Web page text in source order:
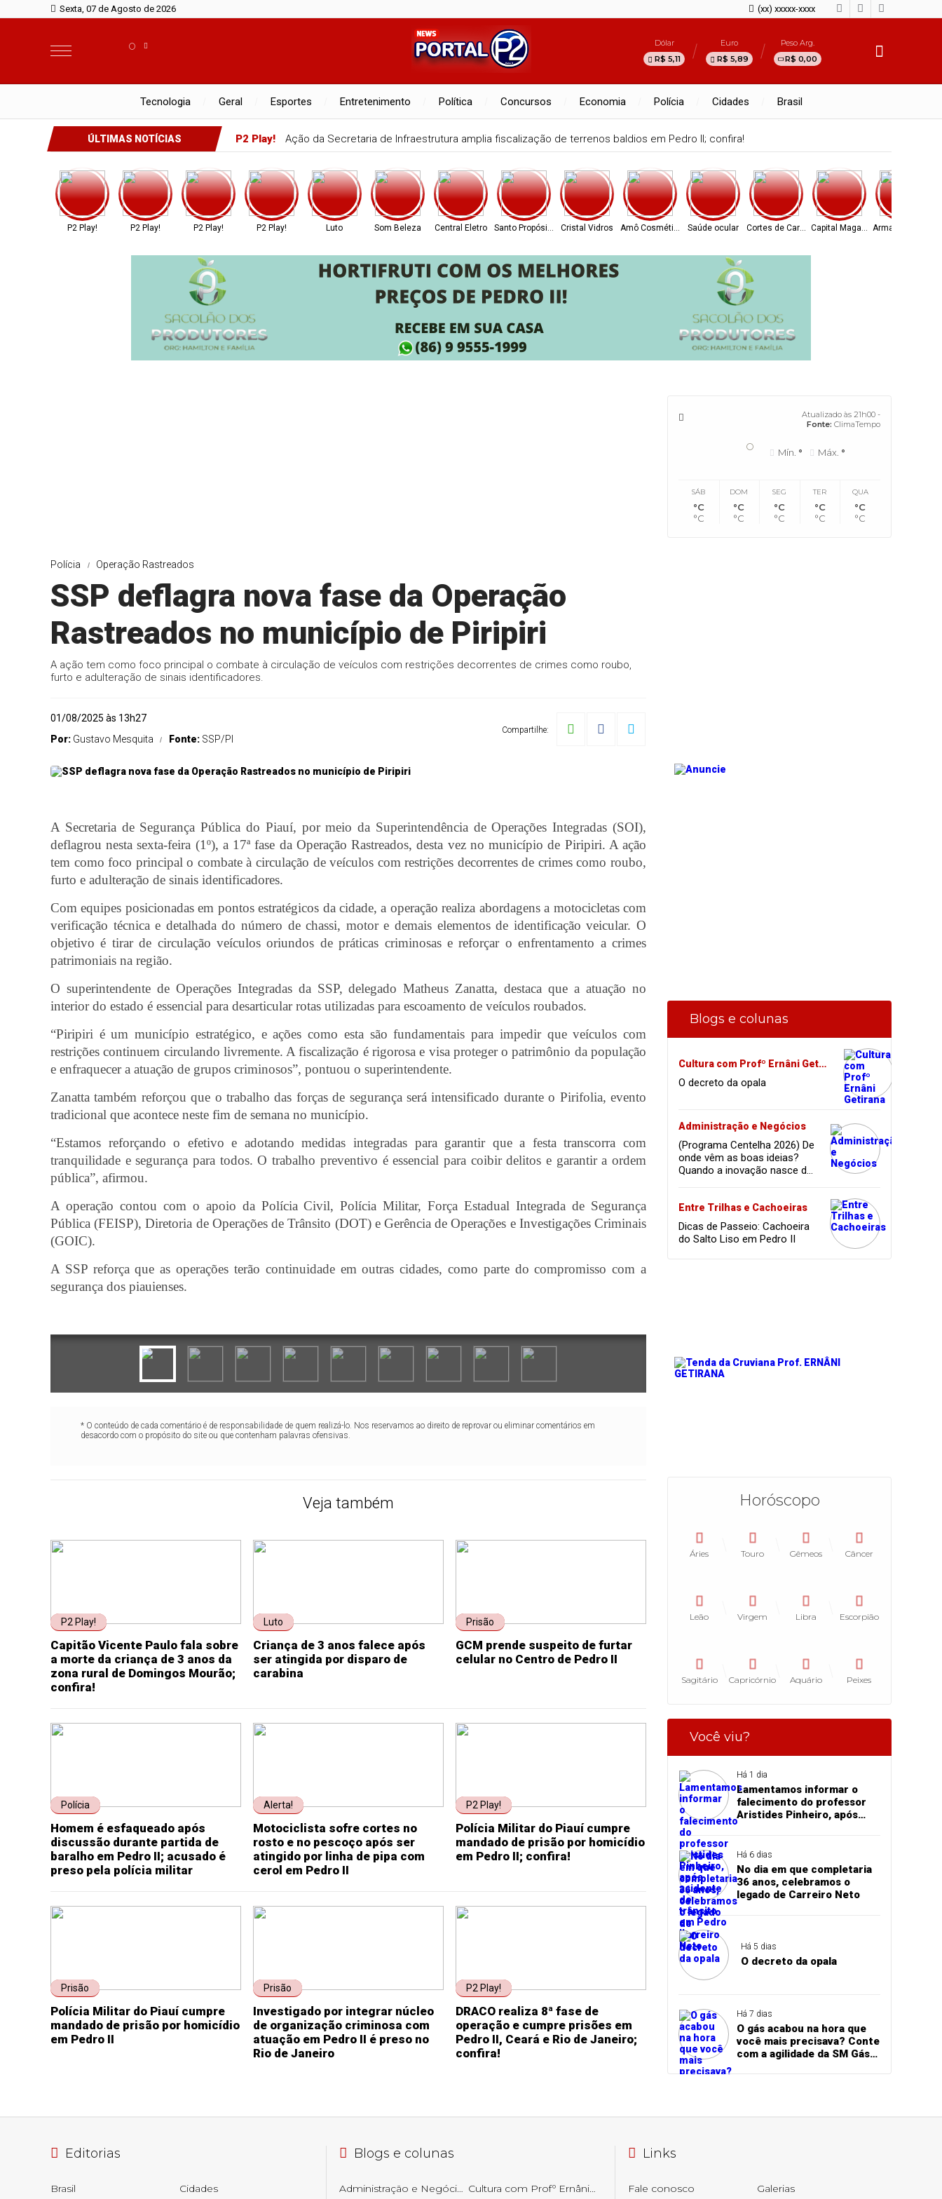
Sexta, 07 de Agosto de 2026 (xx) xxxxx-xxxx
°
Dólar
R$ 5,11
Euro
R$ 5,89
Peso Arg.
R$ 0,00
Tecnologia Geral Esportes Entretenimento Política Concursos Economia Polícia Cidades Brasil
ÚLTIMAS NOTÍCIAS P2 Play! Ação da Secretaria de Infraestrutura amplia fiscalização de terrenos baldios em Pedro II; confira!
P2 Play! P2 Play! P2 Play! P2 Play! Luto Som Beleza Central Eletro Santo Propósito Cristal Vidros Amô CosméticosSaúde ocular Cortes de Carne Capital MagazineArmazém Paraíba
Polícia Operação Rastreados
SSP deflagra nova fase da Operação
Rastreados no município de Piripiri
A ação tem como foco principal o combate à circulação de veículos com restrições decorrentes de crimes como roubo,
furto e adulteração de sinais identificadores.
01/08/2025 às 13h27
Por: Gustavo Mesquita Fonte: SSP/PI
Compartilhe:
A Secretaria de Segurança Pública do Piauí, por meio da Superintendência de Operações Integradas (SOI),
deflagrou nesta sexta-feira (1º), a 17ª fase da Operação Rastreados, desta vez no município de Piripiri. A ação
tem como foco principal o combate à circulação de veículos com restrições decorrentes de crimes como roubo,
furto e adulteração de sinais identificadores.
Com equipes posicionadas em pontos estratégicos da cidade, a operação realiza abordagens a motocicletas com
verificação técnica e detalhada do número de chassi, motor e demais elementos de identificação veicular. O
objetivo é tirar de circulação veículos oriundos de práticas criminosas e reforçar o enfrentamento a crimes
patrimoniais na região.
O superintendente de Operações Integradas da SSP, delegado Matheus Zanatta, destaca que a atuação no
interior do estado é essencial para desarticular rotas utilizadas para escoamento de veículos roubados.
“Piripiri é um município estratégico, e ações como esta são fundamentais para impedir que veículos com
restrições continuem circulando livremente. A fiscalização é rigorosa e visa proteger o patrimônio da população
e enfraquecer a atuação de grupos criminosos”, pontuou o superintendente.
Zanatta também reforçou que o trabalho das forças de segurança será intensificado durante o Pirifolia, evento
tradicional que acontece neste fim de semana no município.
“Estamos reforçando o efetivo e adotando medidas integradas para garantir que a festa transcorra com
tranquilidade e segurança para todos. O trabalho preventivo é essencial para coibir delitos e garantir a ordem
pública”, afirmou.
A operação contou com o apoio da Polícia Civil, Polícia Militar, Força Estadual Integrada de Segurança
Pública (FEISP), Diretoria de Operações de Trânsito (DOT) e Gerência de Operações e Investigações Criminais
(GOIC).
A SSP reforça que as operações terão continuidade em outras cidades, como parte do compromisso com a
segurança dos piauienses.
* O conteúdo de cada comentário é de responsabilidade de quem realizá-lo. Nos reservamos ao direito de reprovar ou eliminar comentários em
desacordo com o propósito do site ou que contenham palavras ofensivas.
Veja também
P2 Play!
Capitão Vicente Paulo fala sobre
a morte da criança de 3 anos da
zona rural de Domingos Mourão;
confira!
Luto
Criança de 3 anos falece após
ser atingida por disparo de
carabina
Prisão
GCM prende suspeito de furtar
celular no Centro de Pedro II
Polícia
Homem é esfaqueado após
discussão durante partida de
baralho em Pedro II; acusado é
preso pela polícia militar
Alerta!
Motociclista sofre cortes no
rosto e no pescoço após ser
atingido por linha de pipa com
cerol em Pedro II
P2 Play!
Polícia Militar do Piauí cumpre
mandado de prisão por homicídio
em Pedro II; confira!
Prisão
Polícia Militar do Piauí cumpre
mandado de prisão por homicídio
em Pedro II
Prisão
Investigado por integrar núcleo
de organização criminosa com
atuação em Pedro II é preso no
Rio de Janeiro
P2 Play!
DRACO realiza 8ª fase de
operação e cumpre prisões em
Pedro II, Ceará e Rio de Janeiro;
confira!
Atualizado às 21h00 -
Fonte: ClimaTempo
° Mín. ° Máx. °
SÁB
°C
°C
DOM
°C
°C
SEG
°C
°C
TER
°C
°C
QUA
°C
°C
Blogs e colunas
Cultura com Profº Ernâni Getirana
O decreto da opala
Administração e Negócios
(Programa Centelha 2026) De
onde vêm as boas ideias?
Quando a inovação nasce da
Entre Trilhas e Cachoeiras
Dicas de Passeio: Cachoeira
do Salto Liso em Pedro II
Horóscopo
Áries Touro Gêmeos Câncer
Leão Virgem Libra Escorpião
Sagitário Capricórnio Aquário Peixes
Você viu?
Há 1 dia
Lamentamos informar o
falecimento do professor
Aristides Pinheiro, após
acidente de trânsito em
Há 6 dias
No dia em que completaria
36 anos, celebramos o
legado de Carreiro Neto
Há 5 dias
O decreto da opala
Há 7 dias
O gás acabou na hora que
você mais precisava? Conte
com a agilidade da SM Gás
Editorias
Brasil Cidades
Blogs e colunas Links
Fale conosco Galerias